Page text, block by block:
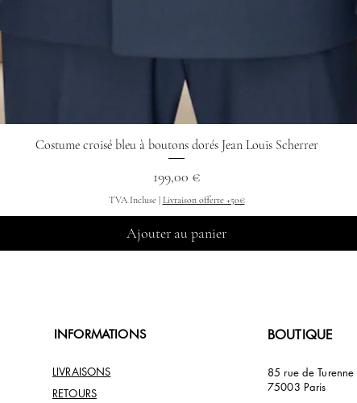
Aperçu rapide
Costume croisé bleu à boutons dorés Jean Louis Scherrer
Prix
199,00 €
TVA Incluse| Livraison offerte +50€
Ajouter au panier
INFORMATIONS BOUTIQUE
LIVRAISONS
RETOURS
85 rue de Turenne
75003 Paris